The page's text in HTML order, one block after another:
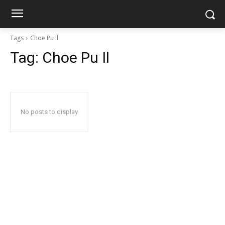
Tags Choe Pu Il
Tag: Choe Pu Il
No posts to display